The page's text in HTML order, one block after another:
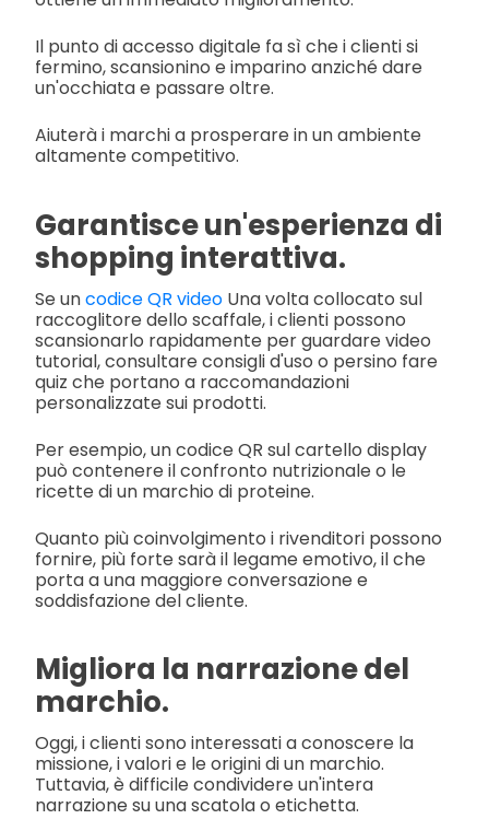
Il punto di accesso digitale fa sì che i clienti si
fermino, scansionino e imparino anziché dare
un'occhiata e passare oltre.
Aiuterà i marchi a prosperare in un ambiente
altamente competitivo.
Garantisce un'esperienza di
shopping interattiva.
Se uncodice QR video Una volta collocato sul
raccoglitore dello scaffale, i clienti possono
scansionarlo rapidamente per guardare video
tutorial, consultare consigli d'uso o persino fare
quiz che portano a raccomandazioni
personalizzate sui prodotti.
Per esempio, un codice QR sul cartello display
può contenere il confronto nutrizionale o le
ricette di un marchio di proteine.
Quanto più coinvolgimento i rivenditori possono
fornire, più forte sarà il legame emotivo, il che
porta a una maggiore conversazione e
soddisfazione del cliente.
Migliora la narrazione del
marchio.
Oggi, i clienti sono interessati a conoscere la
missione, i valori e le origini di un marchio.
Tuttavia, è difficile condividere un'intera
narrazione su una scatola o etichetta.